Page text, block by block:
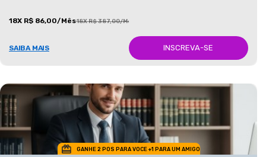
18X R$ 86,00/Mês18X R$ 387,00/Mês
SAIBA MAIS INSCREVA-SE
GANHE 2 POS PARA VOCE +1 PARA UM AMIGO